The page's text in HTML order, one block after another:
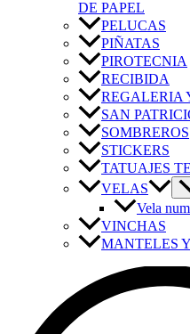
DE PAPEL
PELUCAS
PIÑATAS
PIROTECNIA
RECIBIDA
REGALERIA
SAN
SOMBREROS
STICKERS
TATUAJES
VELAS
Vela
VINCHAS
MANTELES